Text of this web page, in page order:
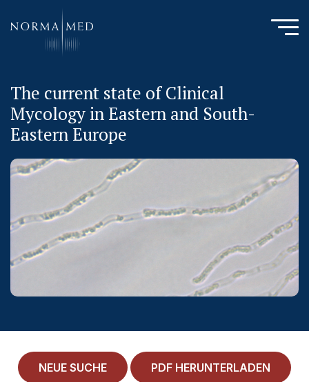
HOME
NEUES ZU SCHLAFSTÖRUNGEN
UNSERE METHODE
URSACHENMEDIZIN
UNSERE CHECK UPS
PUBLIKATIONEN
LITERATURDATENBANK MIKROBIOLOGIE
KONTAKTIEREN SIE UNS
ANAMNESE
IMPRESSUM
The current state of Clinical
Mycology in Eastern and South-
Eastern Europe
NEUE SUCHE PDF HERUNTERLADEN